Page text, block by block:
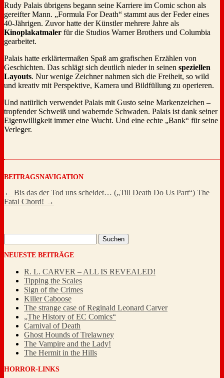
Rudy Palais übrigens begann seine Karriere im Comic schon als
gereifter Mann. „Formula For Death“ stammt aus der Feder eines
40-Jährigen. Zuvor hatte der Künstler mehrere Jahre als
Kinoplakatmaler für die Studios Warner Brothers und Columbia
gearbeitet.
Palais hatte erklärtermaßen Spaß am grafischen Erzählen von
Geschichten. Das schlägt sich deutlich nieder in seinen speziellen
Layouts. Nur wenige Zeichner nahmen sich die Freiheit, so wild
und kreativ mit Perspektive, Kamera und Bildfüllung zu operieren.
Und natürlich verwendet Palais mit Gusto seine Markenzeichen –
tropfender Schweiß und wabernde Schwaden. Palais ist dank seiner
Eigenwilligkeit immer eine Wucht. Und eine echte „Bank“ für seine
Verleger.
BEITRAGSNAVIGATION
← Bis das der Tod uns scheidet… („Till Death Do Us Part“) The
Fatal Chord! →
nach:
NEUESTE BEITRÄGE
R. L. CARVER – ALL IS REVEALED!
Tipping the Scales
Sign of the Crimes
Killer Caboose
The strange case of Reginald Leonard Carver
„The History of EC Comics“
Carnival of Death
Ghost Hounds of Trelawney
The Vampire and the Lady!
The Hermit in the Hills
HORROR-LINKS